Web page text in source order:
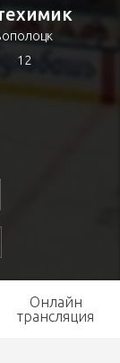
12
Онлайн
трансляция